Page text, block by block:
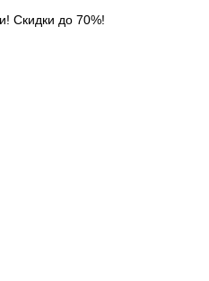
Скидки до 70%!